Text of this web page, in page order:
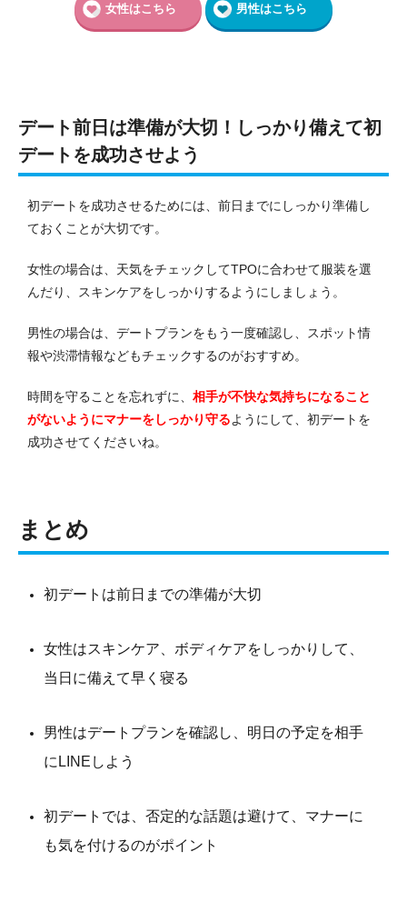
女性はこちら 男性はこちら
デート前日は準備が大切！しっかり備えて初
デートを成功させよう
初デートを成功させるためには、前日までにしっかり準備し
ておくことが大切です。
女性の場合は、天気をチェックしてTPOに合わせて服装を選
んだり、スキンケアをしっかりするようにしましょう。
男性の場合は、デートプランをもう一度確認し、スポット情
報や渋滞情報などもチェックするのがおすすめ。
時間を守ることを忘れずに、 相手が不快な気持ちになること
がないようにマナーをしっかり守るようにして、初デートを
成功させてくださいね。
まとめ
初デートは前日までの準備が大切
女性はスキンケア、ボディケアをしっかりして、
当日に備えて早く寝る
男性はデートプランを確認し、明日の予定を相手
にLINEしよう
初デートでは、否定的な話題は避けて、マナーに
も気を付けるのがポイント